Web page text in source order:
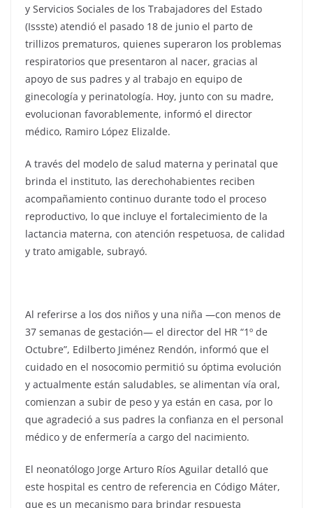
y Servicios Sociales de los Trabajadores del Estado
(Issste) atendió el pasado 18 de junio el parto de
trillizos prematuros, quienes superaron los problemas
respiratorios que presentaron al nacer, gracias al
apoyo de sus padres y al trabajo en equipo de
ginecología y perinatología. Hoy, junto con su madre,
evolucionan favorablemente, informó el director
médico, Ramiro López Elizalde.
A través del modelo de salud materna y perinatal que
brinda el instituto, las derechohabientes reciben
acompañamiento continuo durante todo el proceso
reproductivo, lo que incluye el fortalecimiento de la
lactancia materna, con atención respetuosa, de calidad
y trato amigable, subrayó.
Al referirse a los dos niños y una niña —con menos de
37 semanas de gestación— el director del HR “1º de
Octubre”, Edilberto Jiménez Rendón, informó que el
cuidado en el nosocomio permitió su óptima evolución
y actualmente están saludables, se alimentan vía oral,
comienzan a subir de peso y ya están en casa, por lo
que agradeció a sus padres la confianza en el personal
médico y de enfermería a cargo del nacimiento.
El neonatólogo Jorge Arturo Ríos Aguilar detalló que
este hospital es centro de referencia en Código Máter,
que es un mecanismo para brindar respuesta